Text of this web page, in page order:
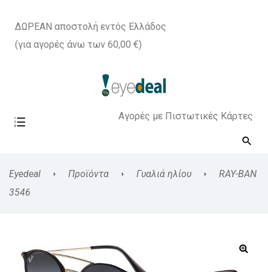
ΔΩΡΕΑΝ αποστολή εντός Ελλάδος
(για αγορές άνω των 60,00 €)
Αγορές με Πιστωτικές Κάρτες
Eyedeal Προϊόντα Γυαλιά ηλίου
RAY-BAN
3546